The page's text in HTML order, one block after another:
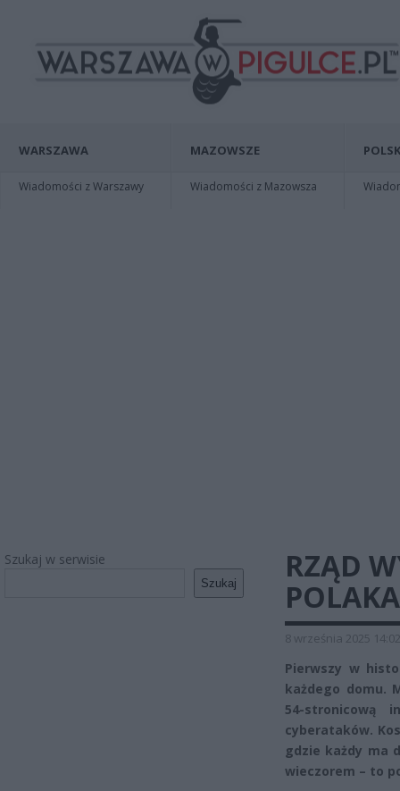
WARSZAWA
Wiadomości z Warszawy
MAZOWSZE
Wiadomości z Mazowsza
Szukaj w serwisie
Szukaj
RZĄD
8 września 2025 14:02
Pierwszy w
każdego domu.
54-stronicową
cyberataków.
gdzie każdy ma
wieczorem – to